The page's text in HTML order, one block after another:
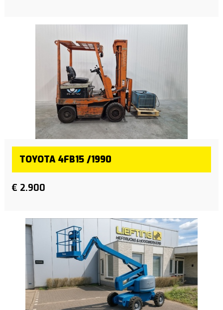
TOYOTA 4FB15 /1990
€ 2.900